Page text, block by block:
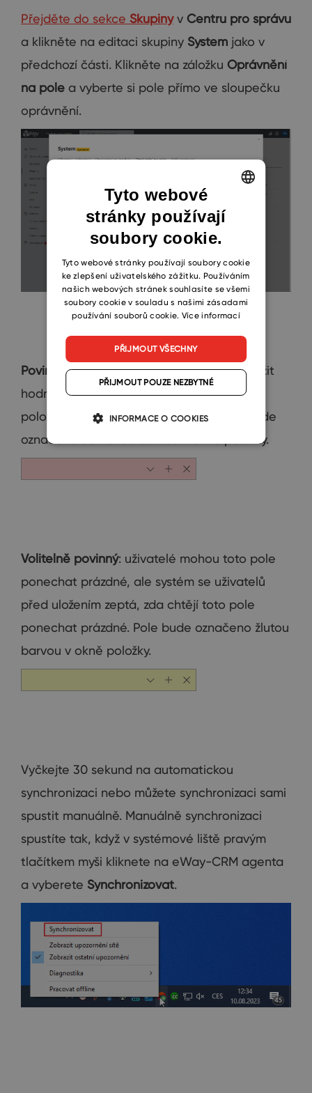
Přejděte do sekce Skupinyv Centru pro správu
a klikněte na editaci skupiny System jako v
předchozí části. Klikněte na záložku Oprávnění
na pole a vyberte si pole přímo ve sloupečku
oprávnění.
Povinný : uživatelé do tohoto pole musí vložit
hodnotu. V případě, že je pole prázdné,
položka nemůže být uložena. Toto pole bude
označeno červenou barvou v okně položky.
Volitelně povinný: uživatelé mohou toto pole
ponechat prázdné, ale systém se uživatelů
před uložením zeptá, zda chtějí toto pole
ponechat prázdné. Pole bude označeno žlutou
barvou v okně položky.
Vyčkejte 30 sekund na automatickou
synchronizaci nebo můžete synchronizaci sami
spustit manuálně. Manuálně synchronizaci
spustíte tak, když v systémové liště pravým
tlačítkem myši kliknete na eWay-CRM agenta
a vyberete Synchronizovat.
ENGLISH
CZECH
SLOVAK
Tyto webové
stránky používají
soubory cookie.
Tyto webové stránky používají soubory cookie
ke zlepšení uživatelského zážitku. Používáním
našich webových stránek souhlasíte se všemi
soubory cookie v souladu s našimi zásadami
používání souborů cookie. Více informací
PŘIJMOUT VŠECHNY
PŘIJMOUT POUZE NEZBYTNÉ
INFORMACE O COOKIES